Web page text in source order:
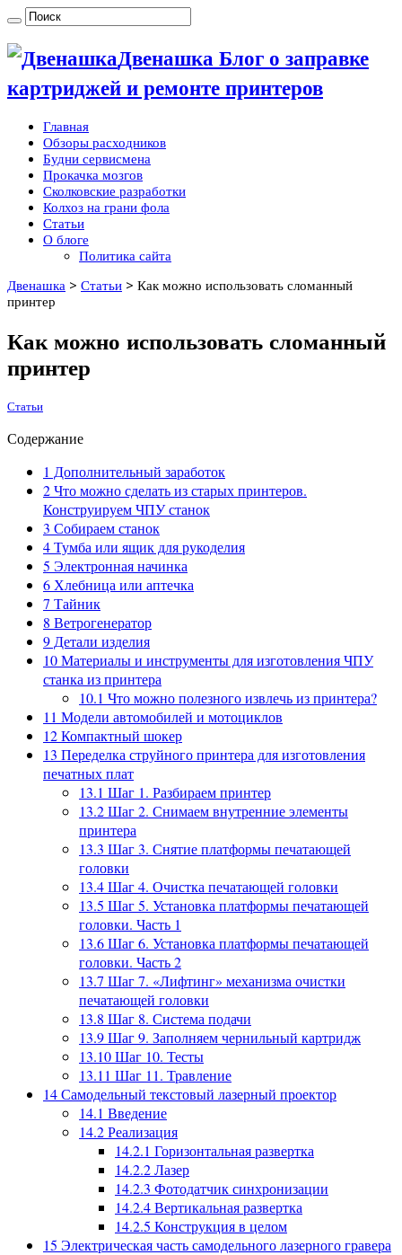
Двенашка Блог о заправке
картриджей и ремонте принтеров
Главная
Обзоры расходников
Будни сервисмена
Прокачка мозгов
Сколковские разработки
Колхоз на грани фола
Статьи
О блоге
Политика сайта
Двенашка > Статьи > Как можно использовать сломанный
принтер
Как можно использовать сломанный
принтер
Статьи
Содержание
1 Дополнительный заработок
2Что можно сделать из старых принтеров.
Конструируем ЧПУ станок
3 Собираем станок
4Тумба или ящик для рукоделия
5 Электронная начинка
6 Хлебница или аптечка
7 Тайник
8 Ветрогенератор
9 Детали изделия
10Материалы и инструменты для изготовления ЧПУ
станка из принтера
10.1 Что можно полезного извлечь из принтера?
11 Модели автомобилей и мотоциклов
12Компактный шокер
13 Переделка струйного принтера для изготовления
печатных плат
13.1 Шаг 1. Разбираем принтер
13.2Шаг 2. Снимаем внутренние элементы
принтера
13.3 Шаг 3. Снятие платформы печатающей
головки
13.4Шаг 4. Очистка печатающей головки
13.5 Шаг 5. Установка платформы печатающей
головки. Часть 1
13.6Шаг 6. Установка платформы печатающей
головки. Часть 2
13.7 Шаг 7. «Лифтинг» механизма очистки
печатающей головки
13.8 Шаг 8. Система подачи
13.9Шаг 9. Заполняем чернильный картридж
13.10Шаг 10. Тесты
13.11 Шаг 11. Травление
14Самодельный текстовый лазерный проектор
14.1 Введение
14.2Реализация
14.2.1 Горизонтальная развертка
14.2.2Лазер
14.2.3 Фотодатчик синхронизации
14.2.4Вертикальная развертка
14.2.5 Конструкция в целом
15 Электрическая часть самодельного лазерного гравера